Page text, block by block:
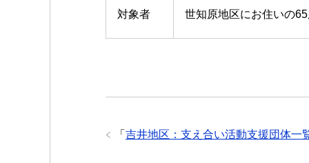
対象者 世知原地区にお住いの
「 吉井地区：支え合い活動支援団体一